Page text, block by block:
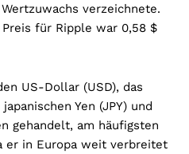
verzeichnete.
für Ripple war 0,58 $
US-Dollar (USD), das
Yen (JPY) und
gehandelt, am häufigsten
er in Europa weit verbreitet